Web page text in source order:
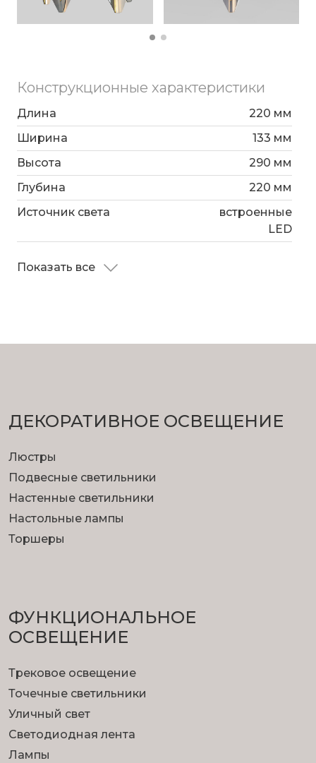
Конструкционные характеристики
Длина
220 мм
Ширина
133 мм
Высота
290 мм
Глубина
220 мм
Источник света
встроенные
LED
Показать все
ДЕКОРАТИВНОЕ ОСВЕЩЕНИЕ
Люстры
Подвесные светильники
Настенные светильники
Настольные лампы
Торшеры
ФУНКЦИОНА­ЛЬНОЕ
ОСВЕЩЕНИЕ
Трековое освещение
Точечные светильники
Уличный свет
Светодиодная лента
Лампы